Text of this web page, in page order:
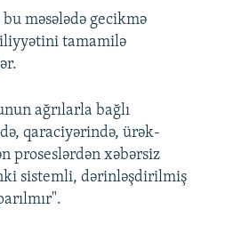
məsələdə gecikmə
tamamilə
ağrılarla bağlı
qaraciyərində, ürək-
proseslərdən xəbərsiz
sistemli, dərinləşdirilmiş